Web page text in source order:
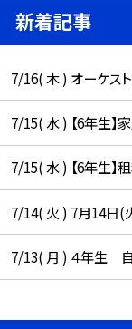
新着記事
7/16( 木 ) オーケス
7/15( 水 ) 【6年生】
7/15( 水 ) 【6年生】
7/14( 火 ) 7月14日(
7/13( 月 ) ４年生